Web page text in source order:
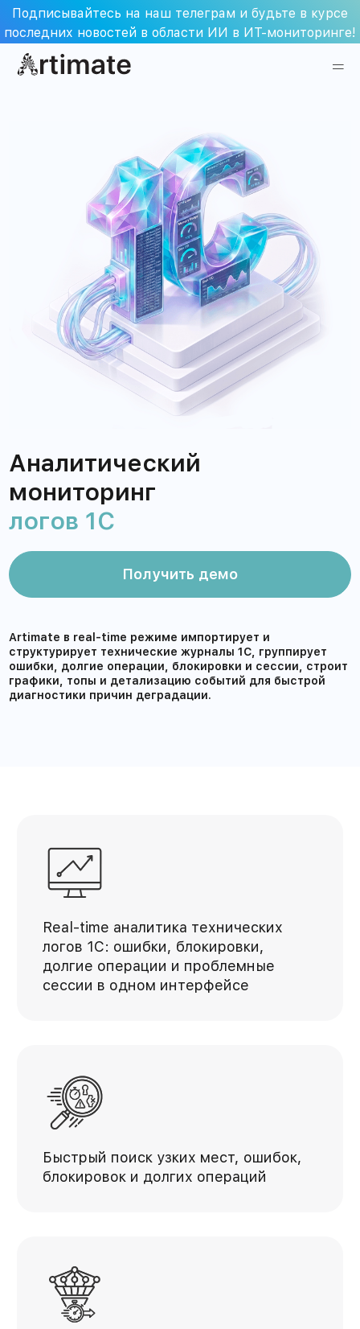
Skip
to
content
Подписывайтесь на наш телеграм и будьте в курсе
последних новостей в области ИИ в ИТ-мониторинге!
Аналитический
мониторинг
логов 1С
Получить демо
Artimate в real-time режиме импортирует и
структурирует технические журналы 1С, группирует
ошибки, долгие операции, блокировки и сессии, строит
графики, топы и детализацию событий для быстрой
диагностики причин деградации.
Real-time аналитика технических
логов 1С: ошибки, блокировки,
долгие операции и проблемные
сессии в одном интерфейсе
Быстрый поиск узких мест, ошибок,
блокировок и долгих операций